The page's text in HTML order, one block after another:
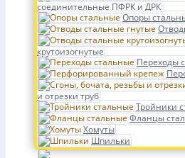
соединительные ПФРК и ДРК
Опоры
крутоизогнутые
Переходы
и отрезки труб
Тройники
Фланцы
Хомуты
Шпильки